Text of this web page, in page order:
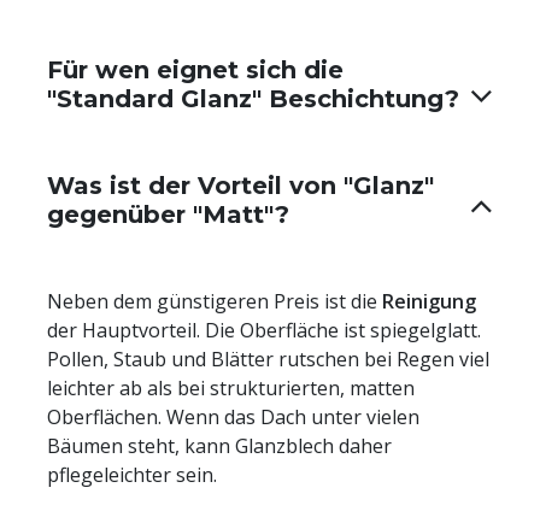
Für wen eignet sich die
"Standard Glanz" Beschichtung?
Was ist der Vorteil von "Glanz"
gegenüber "Matt"?
Neben dem günstigeren Preis ist die Reinigung
der Hauptvorteil. Die Oberfläche ist spiegelglatt.
Pollen, Staub und Blätter rutschen bei Regen viel
leichter ab als bei strukturierten, matten
Oberflächen. Wenn das Dach unter vielen
Bäumen steht, kann Glanzblech daher
pflegeleichter sein.